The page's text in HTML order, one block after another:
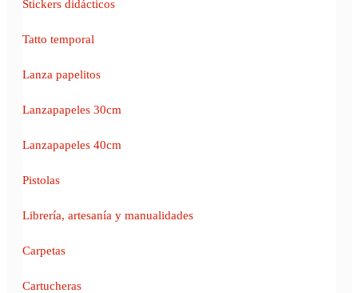
Stickers didácticos
Tatto temporal
Lanza papelitos
Lanzapapeles 30cm
Lanzapapeles 40cm
Pistolas
Librería, artesanía y manualidades
Carpetas
Cartucheras